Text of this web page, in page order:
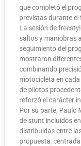
que completó el
previstas durante el
La sesión de
saltos y maniobras
seguimiento del
mostraron
combinando
motocicleta en
de pilotos
reforzó el carácter
Por su parte, Paulo
de stunt incluidos
distribuidas entre
propuesta,